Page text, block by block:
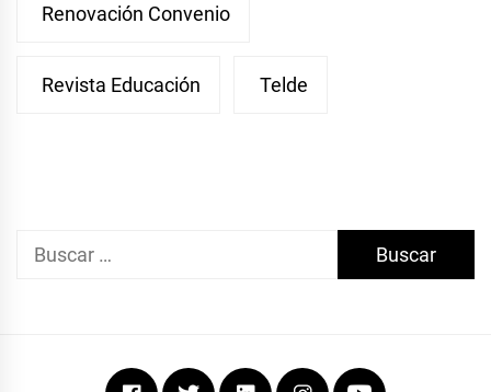
Renovación Convenio
Revista Educación Telde
Buscar:
FacebookTwitterLinkedinInstagramYoutube